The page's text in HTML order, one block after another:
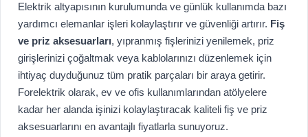
Elektrik altyapısının kurulumunda ve günlük kullanımda bazı
yardımcı elemanlar işleri kolaylaştırır ve güvenliği artırır. Fiş
ve priz aksesuarları, yıpranmış fişlerinizi yenilemek, priz
girişlerinizi çoğaltmak veya kablolarınızı düzenlemek için
ihtiyaç duyduğunuz tüm pratik parçaları bir araya getirir.
Forelektrik olarak, ev ve ofis kullanımlarından atölyelere
kadar her alanda işinizi kolaylaştıracak kaliteli fiş ve priz
aksesuarlarını en avantajlı fiyatlarla sunuyoruz.